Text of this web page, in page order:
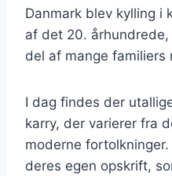
Danmark blev kylling
af det 20.
del af mange familiers
I dag findes der
karry, der varierer fra
moderne
deres egen opskrift,